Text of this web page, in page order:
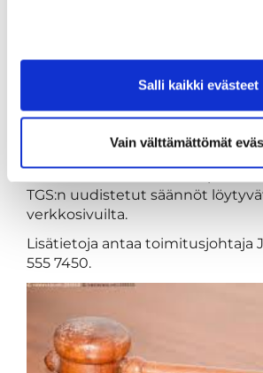
Salli kaikki evästeet
Vain välttämättömät
Keskeisin muutos niissä on
syyskokousten sijaan yhteen
kesäkuun loppuun mennessä.
TGS:n uudistetut säännöt
verkkosivuilta.
Lisätietoja antaa toimitusjohtaja
555 7450.